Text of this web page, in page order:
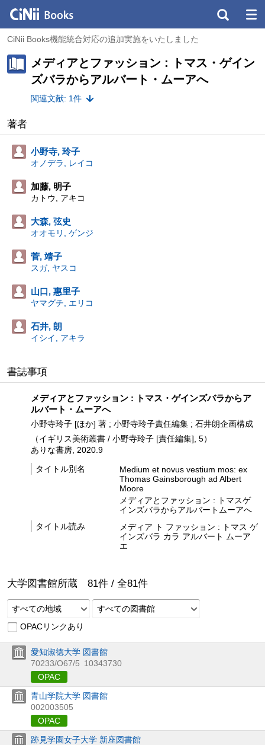
CiNii Books機能統合対応の追加実施をいたしました
メディアとファッション : トマス・ゲイン
ズバラからアルバート・ムーアへ
関連文献: 1件
著者
小野寺, 玲子
オノデラ, レイコ
加藤, 明子
カトウ, アキコ
大森, 弦史
オオモリ, ゲンジ
菅, 靖子
スガ, ヤスコ
山口, 惠里子
ヤマグチ, エリコ
石井, 朗
イシイ, アキラ
書誌事項
メディアとファッション : トマス・ゲインズバラからア
ルバート・ムーアへ
小野寺玲子 [ほか] 著 ; 小野寺玲子責任編集 ; 石井朗企画構成
（イギリス美術叢書 / 小野寺玲子 [責任編集], 5）
ありな書房, 2020.9
タイトル別名
Medium et novus vestium mos: ex
Thomas Gainsborough ad Albert
Moore
メディアとファッション : トマスゲ
インズバラからアルバートムーアへ
タイトル読み
メディア ト ファッション : トマス ゲ
インズバラ カラ アルバート ムーア
エ
大学図書館所蔵 81件 / 全81件
すべての地域
すべての図書館
OPACリンクあり
愛知淑徳大学 図書館
70233/O67/5 10343730
OPAC
青山学院大学 図書館
002003505
OPAC
跡見学園女子大学 新座図書館